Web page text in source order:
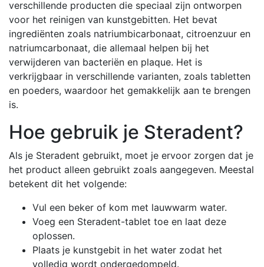
verschillende producten die speciaal zijn ontworpen
voor het reinigen van kunstgebitten. Het bevat
ingrediënten zoals natriumbicarbonaat, citroenzuur en
natriumcarbonaat, die allemaal helpen bij het
verwijderen van bacteriën en plaque. Het is
verkrijgbaar in verschillende varianten, zoals tabletten
en poeders, waardoor het gemakkelijk aan te brengen
is.
Hoe gebruik je Steradent?
Als je Steradent gebruikt, moet je ervoor zorgen dat je
het product alleen gebruikt zoals aangegeven. Meestal
betekent dit het volgende:
Vul een beker of kom met lauwwarm water.
Voeg een Steradent-tablet toe en laat deze
oplossen.
Plaats je kunstgebit in het water zodat het
volledig wordt ondergedompeld.